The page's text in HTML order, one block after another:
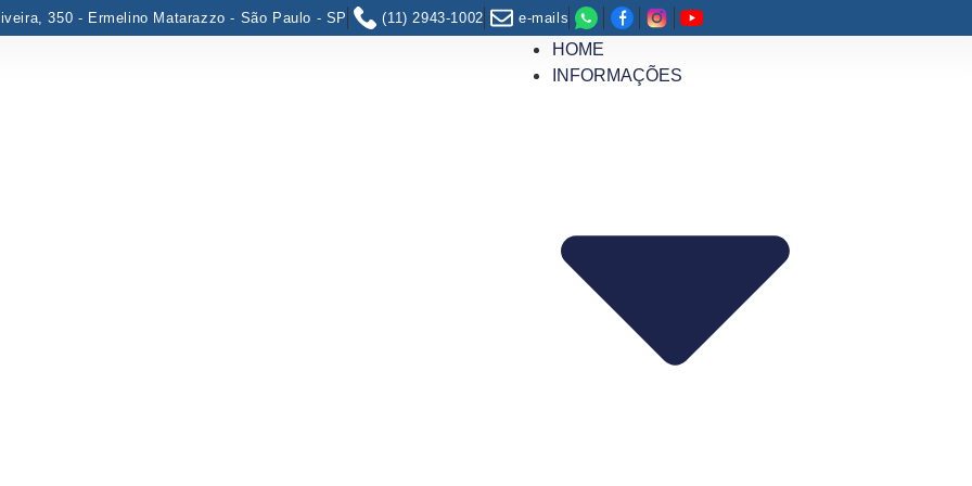
350 - Ermelino Matarazzo - São Paulo - SP (11) 2943-1002 e-mails
HOME
INFORMAÇÕES